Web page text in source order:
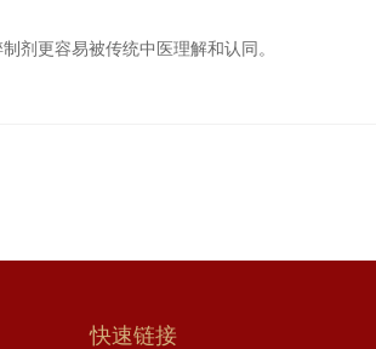
剂更容易被传统中医理解和认同。
快速链接